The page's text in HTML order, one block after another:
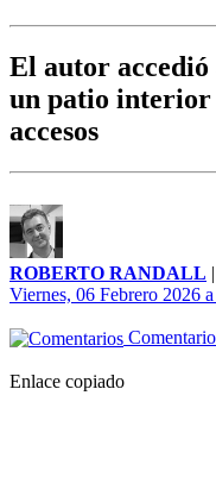
El autor
un patio
accesos
ROBERTO RANDALL |
Viernes, 06 Febrero 2026
Enlace copiado